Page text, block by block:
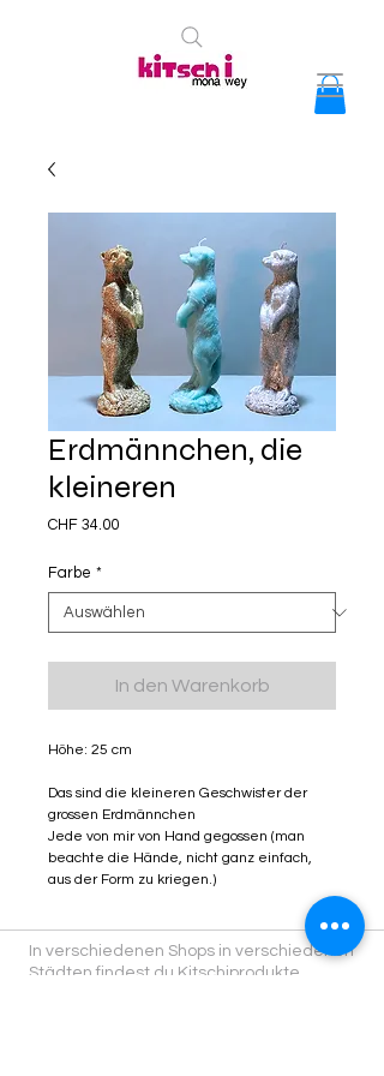
Erdmännchen, die
kleineren
CHF 34.00Preis
Farbe *
In den Warenkorb
Höhe: 25 cm
Das sind die kleineren Geschwister der
grossen Erdmännchen
Jede von mir von Hand gegossen (man
beachte die Hände, nicht ganz einfach,
aus der Form zu kriegen.)
In verschiedenen Shops in verschiedenen
Städten findest du Kitschiprodukte